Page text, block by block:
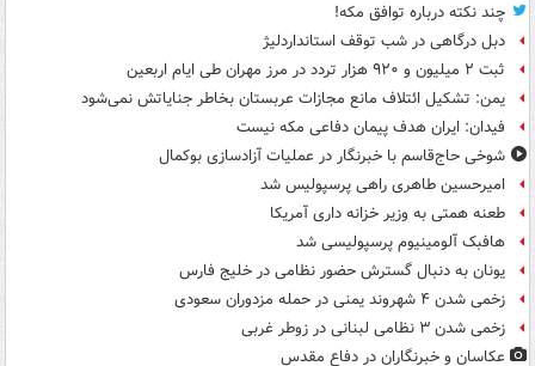
چند نکته درباره توافق مکه!
دبل درگاهی در شب توقف استانداردلیژ
ثبت ۲ میلیون و ۹۲۰ هزار تردد در مرز مهران طی ایام اربعین
یمن: تشکیل ائتلاف مانع مجازات عربستان بخاطر جنایاتش نمی‌شود
فیدان: ایران هدف پیمان دفاعی مکه نیست
شوخی حاج‌قاسم با خبرنگار در عملیات آزادسازی بوکمال
امیرحسین طاهری راهی پرسپولیس شد
طعنه همتی به وزیر خزانه داری آمریکا
هافبک آلومینیوم پرسپولیسی شد
یونان به دنبال گسترش حضور نظامی در خلیج فارس
زخمی شدن ۴ شهروند یمنی در حمله مزدوران سعودی
زخمی شدن ۳ نظامی لبنانی در زوطر غربی
عکاسان و خبرنگاران در دفاع مقدس